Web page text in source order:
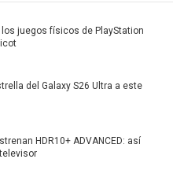
juegos físicos de PlayStation
del Galaxy S26 Ultra a este
HDR10+ ADVANCED: así